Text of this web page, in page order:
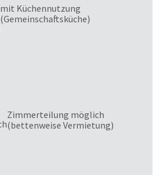
mit Küchennutzung
(Gemeinschaftsküche)
Zimmerteilung möglich
(bettenweise Vermietung)